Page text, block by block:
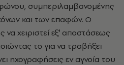
συμπεριλαμβανομένης
και των επαφών. Ο
να χειριστεί εξ′ αποστάσεως
το για να τραβήξει
ηχογραφήσεις εν αγνοία του